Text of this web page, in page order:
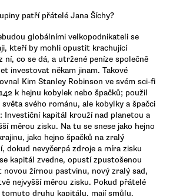
patří přátelé Jana Šíchy?
globálními velkopodnikateli se
kteří by mohli opustit krachující
co se dá, a utržené peníze společně
investovat někam jinam. Takové
Kim Stanley Robinson ve svém sci-fi
k hejnu kobylek nebo špačků; použil
svého románu, ale kobylky a špačci
Investiční kapitál krouží nad planetou a
měrou zisku. Na tu se snese jako hejno
jako hejno špačků na zralý
dokud nevyčerpá zdroje a míra zisku
kapitál zvedne, opustí zpustošenou
novou žírnou pastvinu, nový zralý sad,
nejvyšší měrou zisku. Pokud přátelé
tomuto druhu kapitálu, mají smůlu.